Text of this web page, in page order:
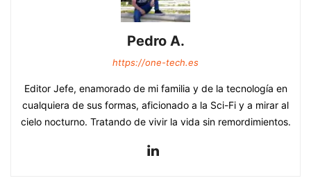
Pedro A.
https://one-tech.es
Editor Jefe, enamorado de mi familia y de la tecnología en
cualquiera de sus formas, aficionado a la Sci-Fi y a mirar al
cielo nocturno. Tratando de vivir la vida sin remordimientos.